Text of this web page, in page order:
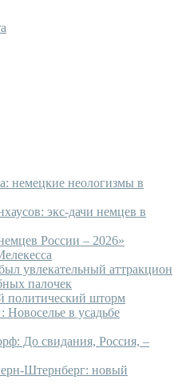
немецкие неологизмы в
экс-дачи немцев в
России – 2026»
увлекательный аттракцион
палочек
политический шторм
в усадьбе
До свидания, Россия, –
Штернберг: новый